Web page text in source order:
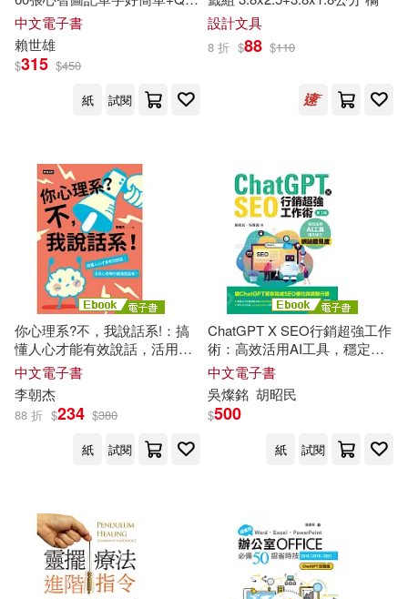
薛博仁(3)
貴州電網公司組編(3)
鄧君如(3)
鄭苑鳳(3)
非瓴(3)
HBK（林聖淵）(2)
Michael Yang(2)
PRESTIGE DIGITAL BOOK SERIE
S(2)
ingectar-e(2)
プレステージ出版（写真集）(2)
蘋果屋(4)
中國書籍出版社(3)
中國水利水電出版社(3)
中國紡織出版社(3) 今周刊(3)
儒林(3) 勁園國際(3)
原點(3) 台灣角川(3)
堡壘文化(3)
常常生活文創(3) 常春藤(3)
Code線上音檔 (電子書)
中文電子書
賴世雄
$315 $450
紙
試閱
設計文具
8 折 $88 $110
你心理系?不，我說話系!：搞
懂人心才能有效說話，活用心
理學的超強說話術 (電子書)
中文電子書
李朝杰
88 折 $234 $380
紙
試閱
ChatGPT X SEO行銷超強工作
術：高效活用AI工具，穩定提
升網站能見度(第三版) (電子書)
中文電子書
吳燦銘 胡昭民
$500
紙 試閱